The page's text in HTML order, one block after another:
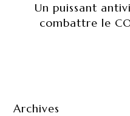
Un puissant
combattre le
Archives